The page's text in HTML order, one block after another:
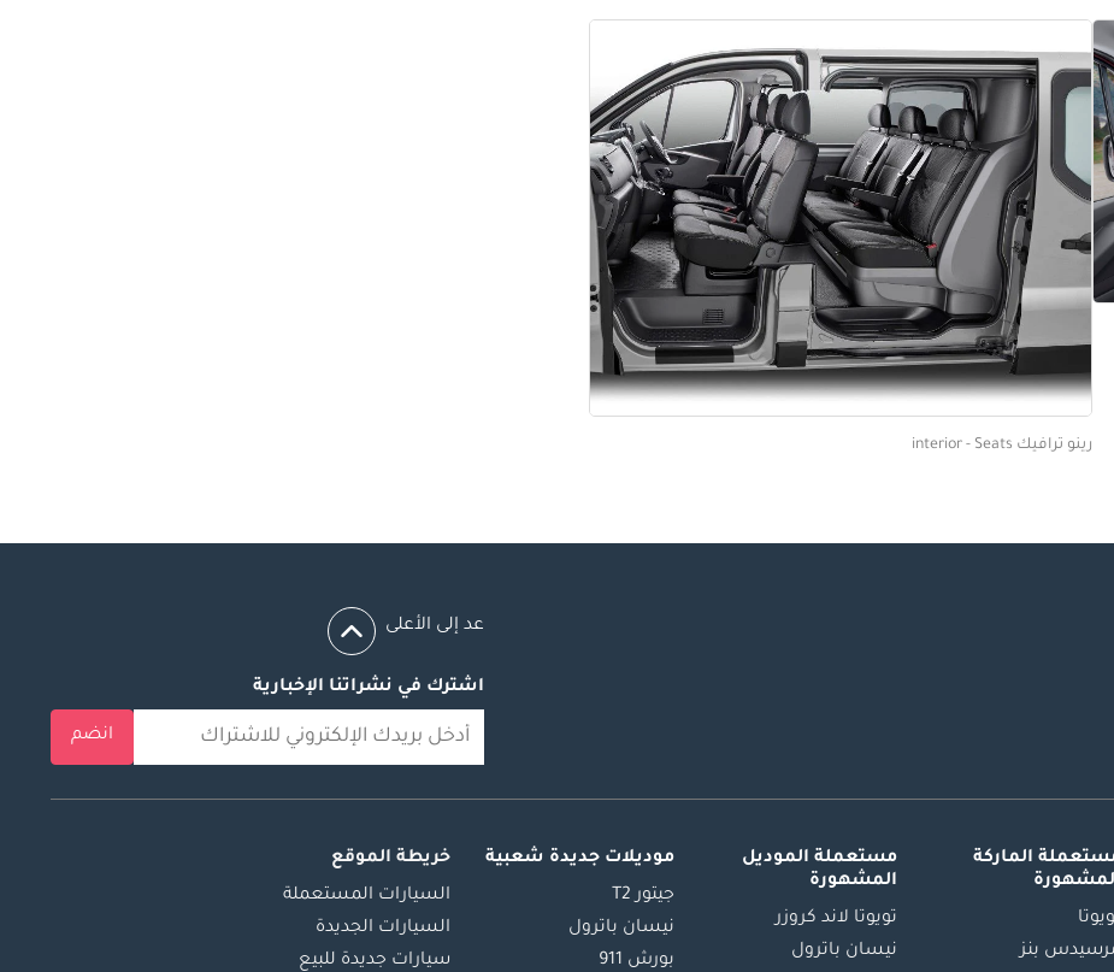
رينو ترافيك interior - Seats
عد إلى الأعلى
اشترك في نشراتنا الإخبارية
انضم
الماركة
بنز
مستعملة الموديل
المشهورة
تويوتا لاند كروزر
نيسان باترول
موديلات جديدة شعبية
جيتور T2
نيسان باترول
بورش 911
خريطة الموقع
السيارات المستعملة
السيارات الجديدة
سيارات جديدة للبيع